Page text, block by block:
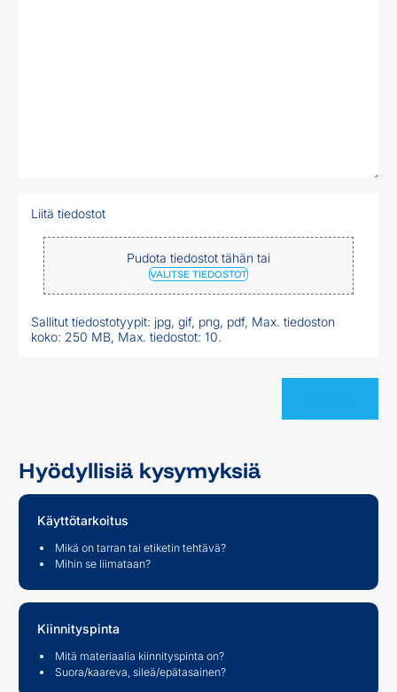
Liitä tiedostot
Pudota tiedostot tähän tai
VALITSE TIEDOSTOT
Sallitut tiedostotyypit: jpg, gif, png, pdf, Max. tiedoston
koko: 250 MB, Max. tiedostot: 10.
Hyödyllisiä kysymyksiä
Käyttötarkoitus
Mikä on tarran tai etiketin tehtävä?
Mihin se liimataan?
Kiinnityspinta
Mitä materiaalia kiinnityspinta on?
Suora/kaareva, sileä/epätasainen?